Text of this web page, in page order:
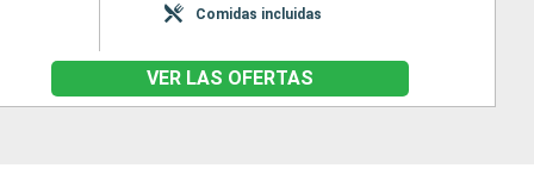
Comidas incluidas
VER LAS OFERTAS